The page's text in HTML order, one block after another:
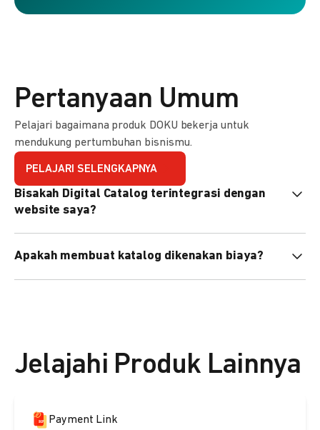
Pertanyaan Umum
Pelajari bagaimana produk DOKU bekerja untuk
mendukung pertumbuhan bisnismu.
PELAJARI SELENGKAPNYA
Bisakah Digital Catalog terintegrasi dengan
website saya?
atau menyematkan QR code di website Anda.
Apakah membuat katalog dikenakan biaya?
Jelajahi Produk Lainnya
Payment Link